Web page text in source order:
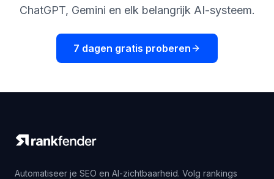
ChatGPT, Gemini en elk belangrijk AI-systeem.
7 dagen gratis proberen
Automatiseer je SEO en AI-zichtbaarheid. Volg rankings